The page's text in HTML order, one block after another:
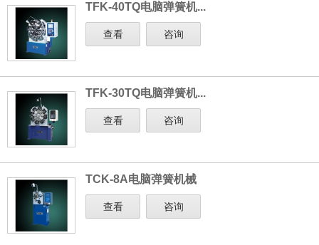
TFK-40TQ电脑弹簧机...
查看 咨询
TFK-30TQ电脑弹簧机...
查看 咨询
TCK-8A电脑弹簧机械
查看 咨询